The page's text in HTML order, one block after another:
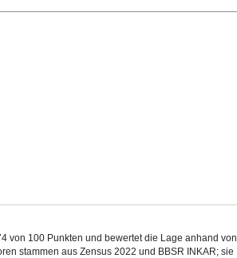
von 100 Punkten und bewertet die Lage anhand von
stammen aus Zensus 2022 und BBSR INKAR; sie